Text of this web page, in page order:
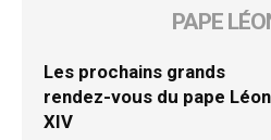
PAPE
Les prochains grands
rendez-vous du pape Léon
XIV